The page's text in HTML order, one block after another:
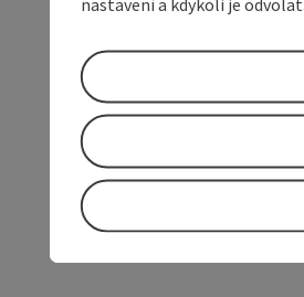
nastavení a kdykoli je odvolat.